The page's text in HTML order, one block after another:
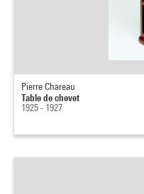
Pierre Chareau
Table de chevet
1925 - 1927